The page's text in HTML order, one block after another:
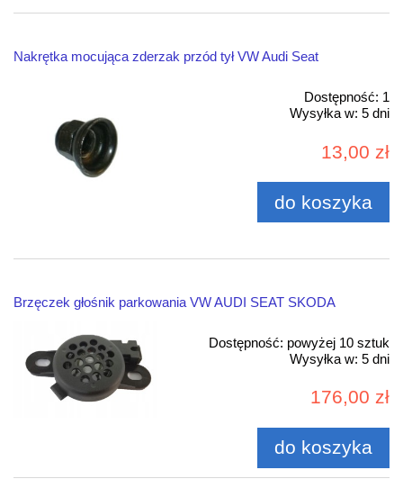
Nakrętka mocująca zderzak przód tył VW Audi Seat
Dostępność: 1
Wysyłka w: 5 dni
13,00 zł
do koszyka
Brzęczek głośnik parkowania VW AUDI SEAT SKODA
Dostępność: powyżej 10 sztuk
Wysyłka w: 5 dni
176,00 zł
do koszyka